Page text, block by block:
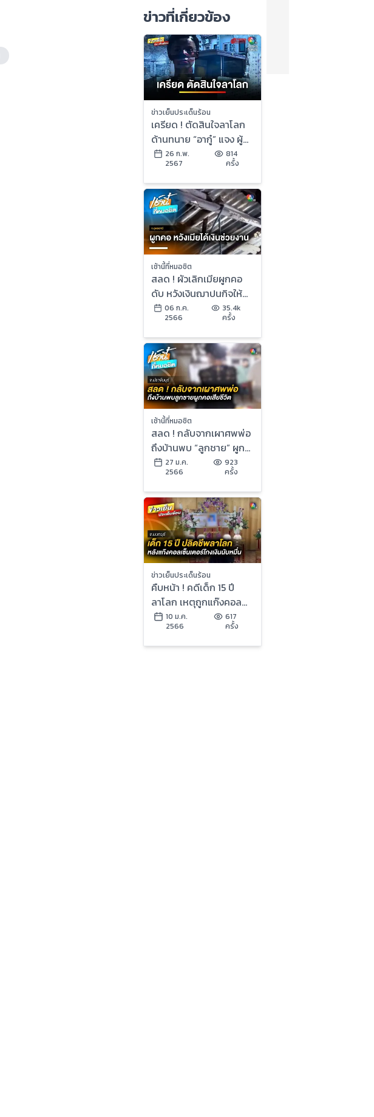
ข่าวที่เกี่ยวข้อง
ข่าวเย็นประเด็นร้อน
เครียด ! ตัดสินใจลาโลก
ด้านทนาย “อากู๋” แจง ผู้
ตายไม่เกี่ยวคดีครอบ
ครองปรปักษ์ | ข่าวเย็น
ประเด็นร้อน
26 ก.พ.
2567
814
ครั้ง
เช้านี้ที่หมอชิต
สลด ! ผัวเลิกเมียผูกคอ
ดับ หวังเงินฌาปนกิจให้
ครอบครัว จ.อุดรธานี
06 ก.ค.
2566
35.4k
ครั้ง
เช้านี้ที่หมอชิต
สลด ! กลับจากเผาศพพ่อ
ถึงบ้านพบ “ลูกชาย” ผูก
คอดับ จ.ปราจีนบุรี
27 ม.ค.
2566
923
ครั้ง
ข่าวเย็นประเด็นร้อน
คืบหน้า ! คดีเด็ก 15 ปี
ลาโลก เหตุถูกแก๊งคอล
เซ็นเตอร์หลอกเงินนับ
หมื่น
10 ม.ค.
2566
617
ครั้ง